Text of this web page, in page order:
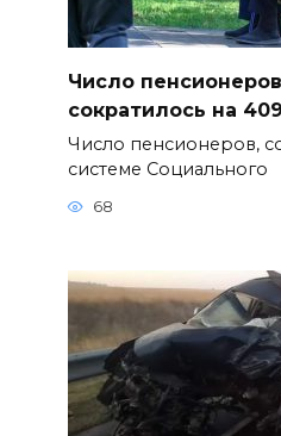
Число
сократилось на
Число пенсионеров,
системе Социального
68